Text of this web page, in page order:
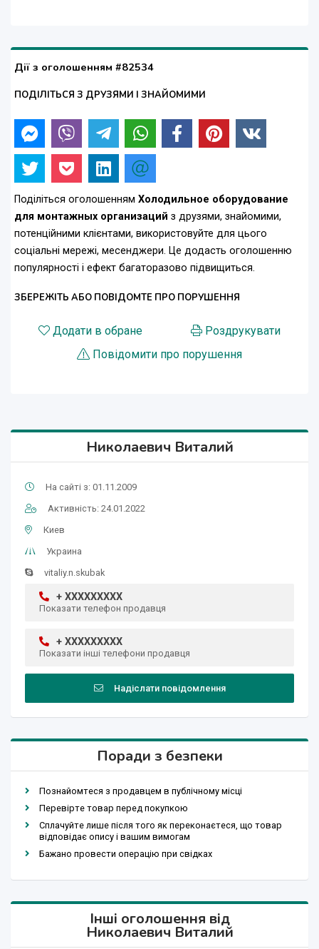
Дії з оголошенням #82534
ПОДІЛІТЬСЯ З ДРУЗЯМИ І ЗНАЙОМИМИ
Поділіться оголошенням Холодильное оборудование
для монтажных организаций з друзями, знайомими,
потенційними клієнтами, використовуйте для цього
соціальні мережі, месенджери. Це додасть оголошенню
популярності і ефект багаторазово підвищиться.
ЗБЕРЕЖІТЬ АБО ПОВІДОМТЕ ПРО ПОРУШЕННЯ
Додати в обране
Роздрукувати
Повідомити про порушення
Николаевич Виталий
На сайті з: 01.11.2009
Активність: 24.01.2022
Киев
Украина
vitaliy.n.skubak
+ XXXXXXXXX
Показати телефон продавця
+ XXXXXXXXX
Показати інші телефони продавця
Надіслати повідомлення
Поради з безпеки
Познайомтеся з продавцем в публічному місці
Перевірте товар перед покупкою
Сплачуйте лише після того як переконаєтеся, що товар
відповідає опису і вашим вимогам
Бажано провести операцію при свідках
Інші оголошення від
Николаевич Виталий